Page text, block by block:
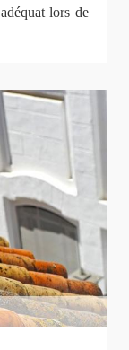
lors de